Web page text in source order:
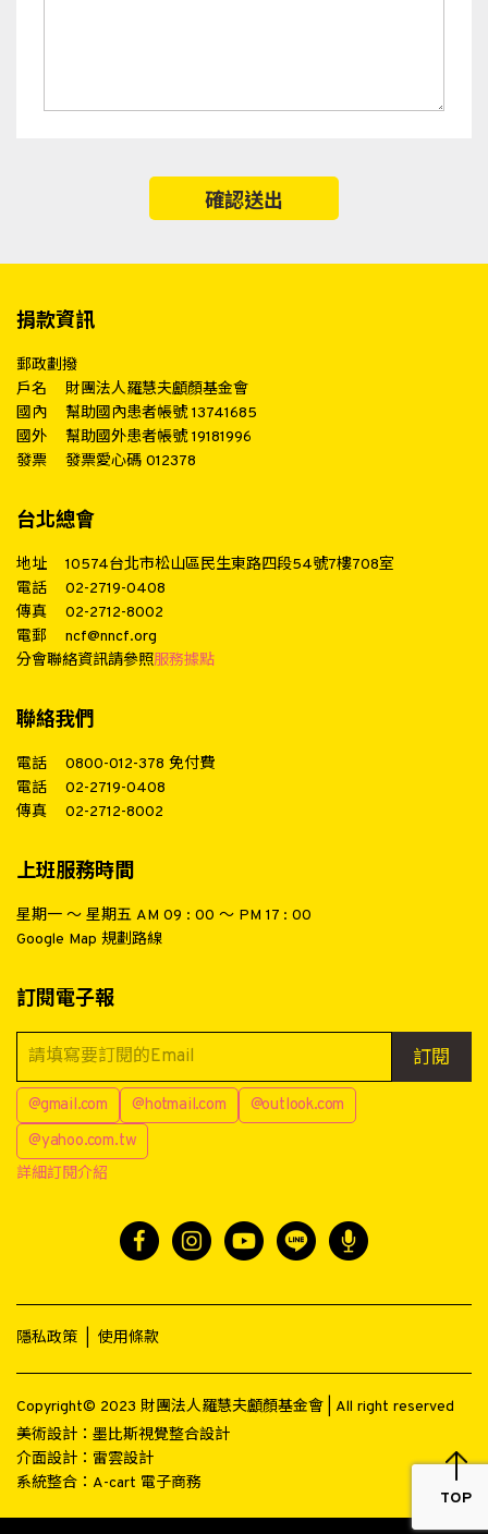
捐款資訊
郵政劃撥
戶名
財團法人羅慧夫顱顏基金會
國內
幫助國內患者帳號 13741685
國外
幫助國外患者帳號 19181996
發票
發票愛心碼 012378
台北總會
地址
10574台北市松山區民生東路四段54號7樓708室
電話
02-2719-0408
傳真
02-2712-8002
電郵
ncf@nncf.org
分會聯絡資訊請參照服務據點
聯絡我們
電話 0800-012-378 免付費
電話
02-2719-0408
傳真
02-2712-8002
上班服務時間
星期一 ～ 星期五 AM 09 : 00 ～ PM 17 : 00
Google Map 規劃路線
訂閱電子報
訂閱
@gmail.com @hotmail.com
@outlook.com
@yahoo.com.tw
詳細訂閱介紹
隱私政策 使用條款
Copyright© 2023 財團法人羅慧夫顱顏基金會 | All right reserved
美術設計： 墨比斯視覺整合設計
介面設計： 雷雲設計
系統整合： A-cart 電子商務
TOP